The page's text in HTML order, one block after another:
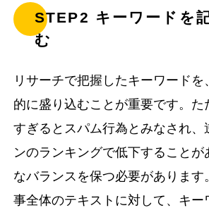
STEP2 キーワードを
む
リサーチで把握したキーワードを
的に盛り込むことが重要です。た
すぎるとスパム行為とみなされ、
ンのランキングで低下することが
なバランスを保つ必要があります
事全体のテキストに対して、キー